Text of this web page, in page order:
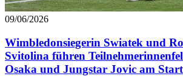
09/06/2026
Wimbledonsiegerin Swiatek und
Svitolina führen
Osaka und Jungstar Jovic am Start